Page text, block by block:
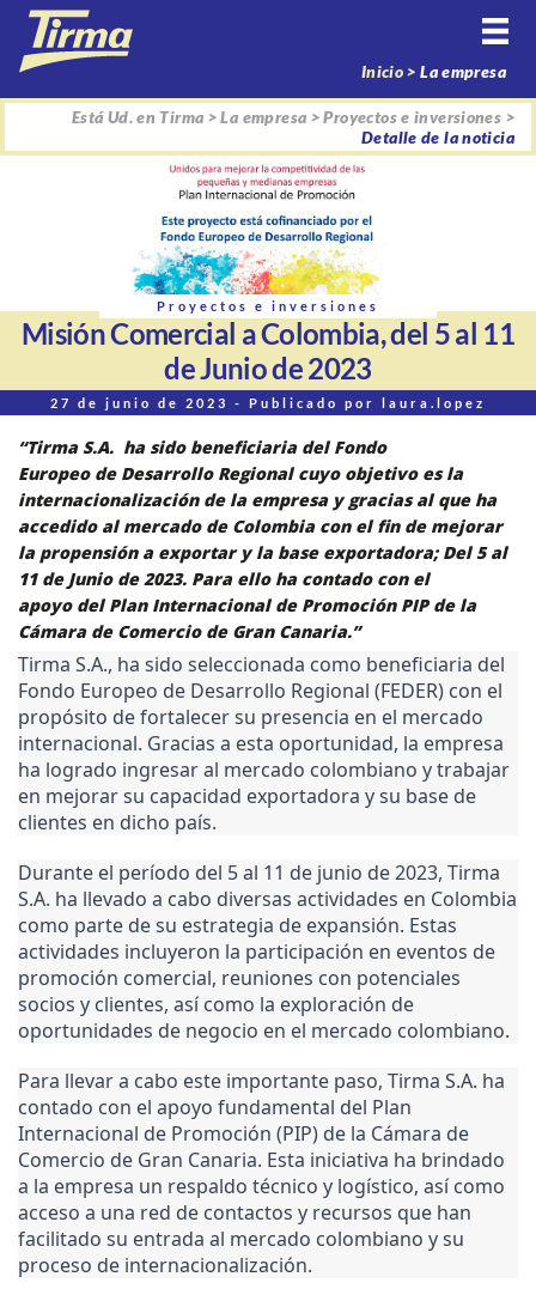
Inicio >La empresa
Está Ud. en Tirma > La empresa > Proyectos e inversiones >
Detalle de la noticia
Proyectos e inversiones
Misión Comercial a Colombia, del 5 al 11
de Junio de 2023
27 de junio de 2023 - Publicado por laura.lopez
“Tirma S.A. ha sido beneficiaria del Fondo
Europeo de Desarrollo Regional cuyo objetivo es la
internacionalización de la empresa y gracias al que ha
accedido al mercado de Colombia con el fin de mejorar
la propensión a exportar y la base exportadora; Del 5 al
11 de Junio de 2023. Para ello ha contado con el
apoyo del Plan Internacional de Promoción PIP de la
Cámara de Comercio de Gran Canaria.”
Tirma S.A., ha sido seleccionada como beneficiaria del
Fondo Europeo de Desarrollo Regional (FEDER) con el
propósito de fortalecer su presencia en el mercado
internacional. Gracias a esta oportunidad, la empresa
ha logrado ingresar al mercado colombiano y trabajar
en mejorar su capacidad exportadora y su base de
clientes en dicho país.
Durante el período del 5 al 11 de junio de 2023, Tirma
S.A. ha llevado a cabo diversas actividades en Colombia
como parte de su estrategia de expansión. Estas
actividades incluyeron la participación en eventos de
promoción comercial, reuniones con potenciales
socios y clientes, así como la exploración de
oportunidades de negocio en el mercado colombiano.
Para llevar a cabo este importante paso, Tirma S.A. ha
contado con el apoyo fundamental del Plan
Internacional de Promoción (PIP) de la Cámara de
Comercio de Gran Canaria. Esta iniciativa ha brindado
a la empresa un respaldo técnico y logístico, así como
acceso a una red de contactos y recursos que han
facilitado su entrada al mercado colombiano y su
proceso de internacionalización.